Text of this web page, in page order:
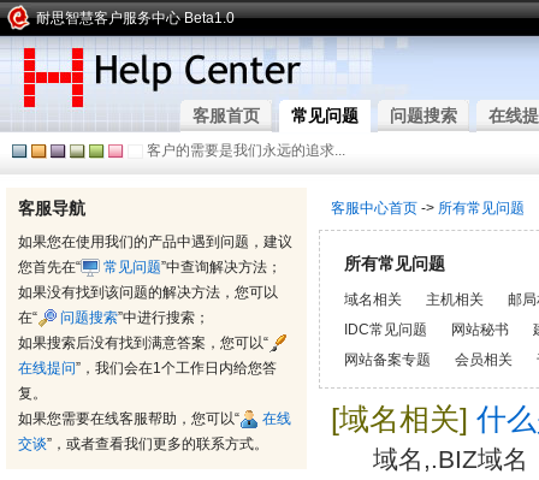
耐思智慧客户服务中心 Beta1.0
客服首页 常见问题 问题搜索 在线
客户的需要是我们永远的追求...
客服导航
如果您在使用我们的产品中遇到问题，建议
您首先在“
常见问题”中查询解决方法；
如果没有找到该问题的解决方法，您可以
在“
问题搜索”中进行搜索；
如果搜索后没有找到满意答案，您可以“
在线提问”，我们会在1个工作日内给您答
复。
如果您需要在线客服帮助，您可以“
在线
交谈”，或者查看我们更多的联系方式。
客服中心首页 -> 所有常见问题
所有常见问题
域名相关 主机相关
邮
IDC常见问题
网站秘书
网站备案专题
会员相关
[域名相关] 什
域名,.BIZ域名